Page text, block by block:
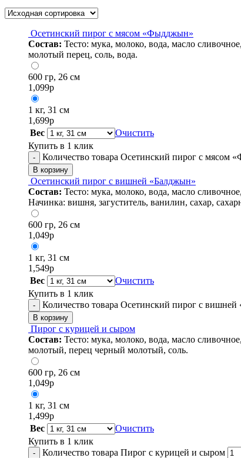
Осетинский пирог с мясом «Фыдджын»
Состав: Тесто: мука, молоко, вода, масло
молотый перец, соль, вода.
600 гр, 26 см
1,099р
1 кг, 31 см
1,699р
Вес
Очистить
Купить в 1 клик
- Количество товара Осетинский пирог с мясом
В корзину
Осетинский пирог с вишней «Балджын»
Состав: Тесто: мука, молоко, вода, масло
Начинка: вишня, загуститель, ванилин, сахар,
600 гр, 26 см
1,049р
1 кг, 31 см
1,549р
Вес
Очистить
Купить в 1 клик
- Количество товара Осетинский пирог с
В корзину
Пирог с курицей и сыром
Состав: Тесто: мука, молоко, вода, масло
молотый, перец черный молотый, соль.
600 гр, 26 см
1,049р
1 кг, 31 см
1,499р
Вес
Очистить
Купить в 1 клик
- Количество товара Пирог с курицей и сыром